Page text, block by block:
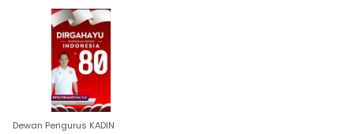
Dewan Pengurus KADIN